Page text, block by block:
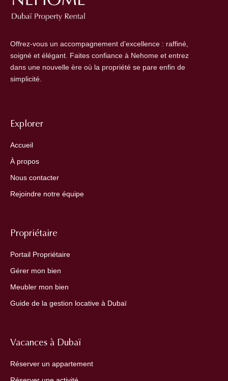
Offrez-vous un accompagnement d’excellence : raffiné,
soigné et élégant. Faites confiance à Nehome et entrez
dans une nouvelle ère où la propriété se pare enfin de
simplicité.
Explorer
Accueil
À propos
Nous contacter
Rejoindre notre équipe
Propriétaire
Portail Propriétaire
Gérer mon bien
Meubler mon bien
Guide de la gestion locative à Dubaï
Vacances à Dubaï
Réserver un appartement